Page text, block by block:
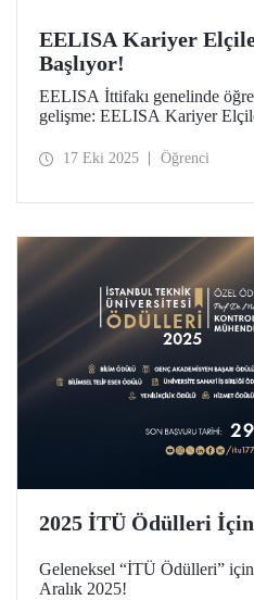
EELISA Kariyer
Başlıyor!
EELISA İttifakı genelinde
gelişme: EELISA Kariyer
17 Eki 2025 Öğrenci
2025 İTÜ Ödülleri
Geleneksel “İTÜ Ödülleri”
Aralık 2025!